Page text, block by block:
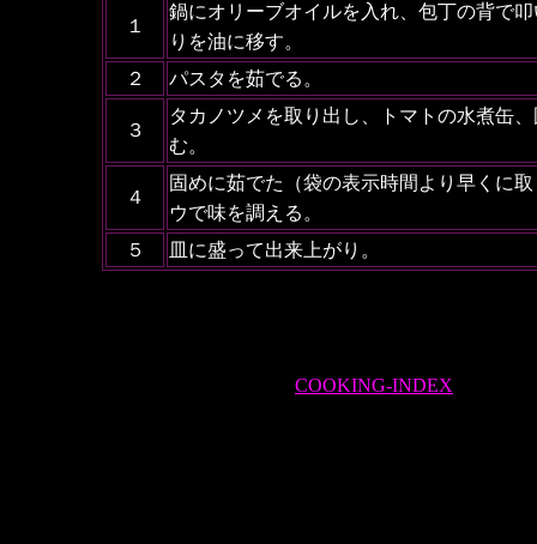
１
鍋にオリーブオイルを入れ、包丁の背で
りを油に移す。
２
パスタを茹でる。
３
タカノツメを取り出し、トマトの水煮缶
む。
４
固めに茹でた（袋の表示時間より早くに
ウで味を調える。
５
皿に盛って出来上がり。
COOKING-INDEX